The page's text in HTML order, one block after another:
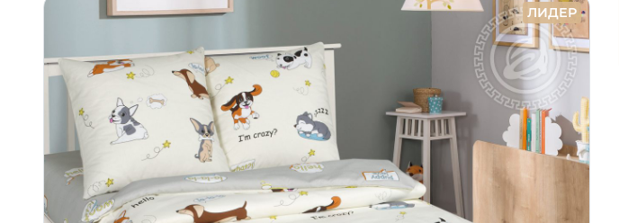
ЛИДЕР